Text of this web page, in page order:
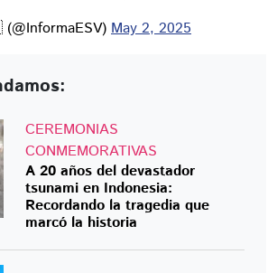
May 2, 2025
CEREMONIAS
CONMEMORATIVAS
A 20 años del devastador
tsunami en Indonesia:
Recordando la tragedia que
marcó la historia